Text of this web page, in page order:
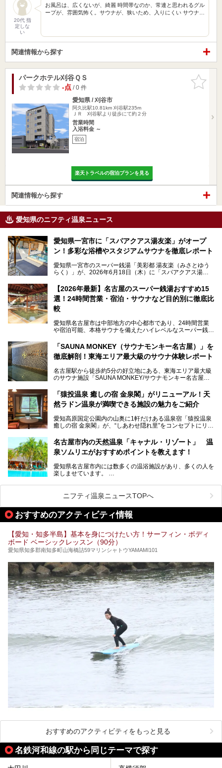
20代 指
定しな
い
お風呂は、広くないが、綺麗 時間帯なのか、常連と思われるグル
ープが、雰囲気怖く。サウナが、狭いため、入りにくい サウナ…
関連情報から探す
お気に入
りに追加
パークホテル刈谷ＱＳ
-点/ 0 件
愛知県 / 刈谷市
阿久比駅10.81km 刈谷駅235m
ＪＲ 刈谷駅より徒歩にて約２分
営業時間
入浴料金 ～
宿泊
楽天トラベルの宿泊プランを見る
関連情報から探す
愛知県のニフティ温泉ニュース
愛知県一宮市に「スパアクアス湯友楽」がオープ
ン！多彩な浴槽やスタジアムサウナを徹底レポート
愛知県一宮市のスーパー銭湯「美彩都 湯友楽（みさとゆう
らく）」が、2026年6月18日（木）に「スパアクアス湯友
この地で30年にわたり愛され続けてきた施設だからこそ、
地元住民をはじめオープンを待ちわびている人も多いのでは
ないでしょうか。
老朽化した設備の補修を機に、2年前からじっくり構想を練
ってきたというだけあって、館内の充実度は想像以上。
以前の4倍に拡張したという露天エリアや10の浴槽、40人収
容の巨大なスタジアムサウナに、岩盤浴やリラクゼーション
までまるごと楽しめる施設に生まれ変わりました。
今回は、全面リニューアルして新しくなった「スパアクアス
【2026年最新】名古屋のスーパー銭湯おすすめ15
選！24時間営業・宿泊・サウナなど目的別に徹底比
較
愛知県名古屋市は中部地方の中心都市であり、24時間営業
や宿泊可能、本格サウナを備えたハイレベルなスーパー銭湯
そのため、「日々の仕事の疲れを心身ともにリセットした
い」「休日に時間を忘れて1日中ダラダラ過ごしたい」「コ
くある点が魅力です！
お好みの温泉施設を見つけて楽しんでくださいね。
「SAUNA MONKEY（サウナモンキー名古屋）」を
徹底解剖！東海エリア最大級のサウナ体験レポート
名古屋駅から徒歩約5分の好立地にある、東海エリア最大級
のサウナ施設「SAUNA MONKEY/サウナモンキー名古屋」
「名古屋駅周辺ってサウナが少ないよね」という声をよく耳
にするだけあり、アクセスの良さにも胸が高鳴ります。
今回は普段は男性専用となっているパブリックサウナが、女
さっそく取材してきました！
「猿投温泉 癒しの宿 金泉閣」がリニューアル！天
然ラドン温泉が満喫できる施設の魅力をご紹介
愛知高原国定公園内の山奥に1軒だけある温泉宿「猿投温泉
癒しの宿 金泉閣」が、“しあわせ隠れ里”をコンセプトにリニ
天然ラドン温泉が堪能できるお風呂や、新設・改装された客
室、地元の食材と温泉水で作られたお料理……。
ご紹介します。
名古屋市内の天然温泉「キャナル・リゾート」 温
泉ソムリエがおすすめポイントを教えます！
愛知県名古屋市内には数多くの温浴施設があり、多くの人を
楽しませています。
ムリエの目線で紹介していきます！
名古屋市内にはスーパー銭湯や日帰り温泉が多く、「どこに
行こうかな？」と悩んでしまう方も多いと思います。
ぜひこの記事を参考にして「キャナル・リゾート」に出かけ
てみるのはいかがでしょうか？
ニフティ温泉ニュースTOPへ
おすすめのアクティビティ情報
【愛知・知多半島】基本を身につけたい方！サーフィン・ボディ
ボード ベーシックレッスン（90分）
愛知県知多郡南知多町山海橋詰59マリンシャトウYAMAMI101
おすすめのアクティビティをもっと見る
名鉄河和線の駅から同じテーマで探す